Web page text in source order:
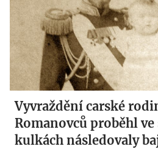
Vyvraždění carské
Romanovců proběhl
kulkách následovaly